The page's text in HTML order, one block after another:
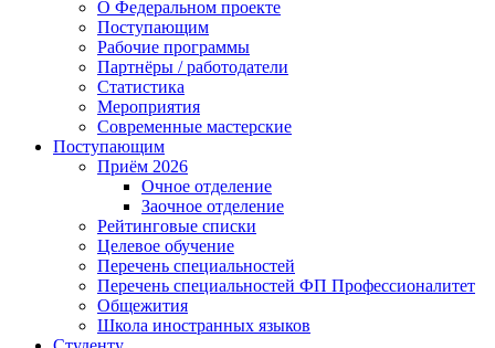
О Федеральном проекте
Поступающим
Рабочие программы
Партнёры / работодатели
Статистика
Мероприятия
Современные мастерские
Поступающим
Приём 2026
Очное отделение
Заочное отделение
Рейтинговые списки
Целевое обучение
Перечень специальностей
Перечень специальностей ФП Профессионалитет
Общежития
Школа иностранных языков